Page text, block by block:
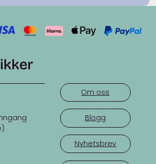
Om oss
Blogg
Nyhetsbrev